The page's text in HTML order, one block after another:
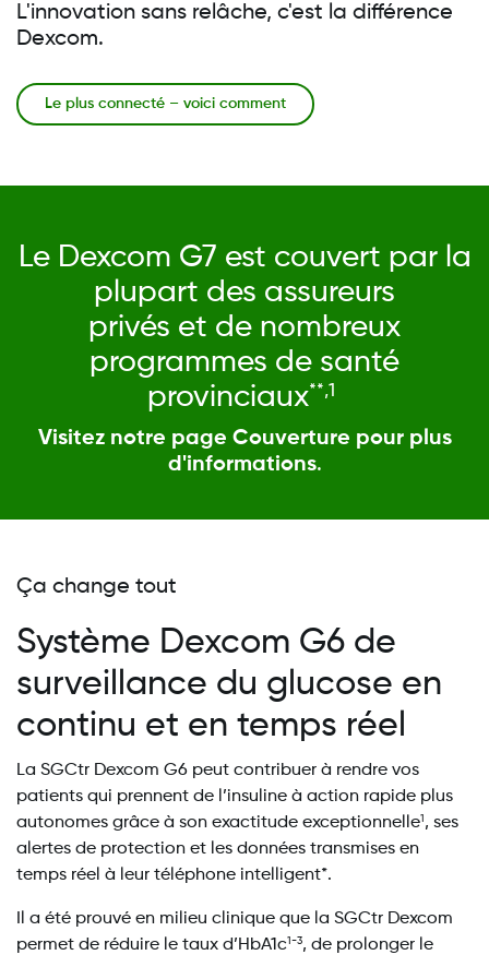
L'innovation sans relâche, c'est la différence
Dexcom.
Le plus connecté – voici comment
Le Dexcom G7 est couvert par la
plupart des assureurs
privés et de nombreux
programmes de santé
provinciaux**,1
Visitez notre page Couverture pour plus
d'informations.
Ça change tout
Système Dexcom G6 de
surveillance du glucose en
continu et en temps réel
La SGCtr Dexcom G6 peut contribuer à rendre vos
patients qui prennent de l’insuline à action rapide plus
autonomes grâce à son exactitude exceptionnelle1 , ses
alertes de protection et les données transmises en
temps réel à leur téléphone intelligent*.
Il a été prouvé en milieu clinique que la SGCtr Dexcom
permet de réduire le taux d’HbA1c1-3, de prolonger le